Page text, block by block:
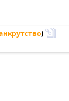
)